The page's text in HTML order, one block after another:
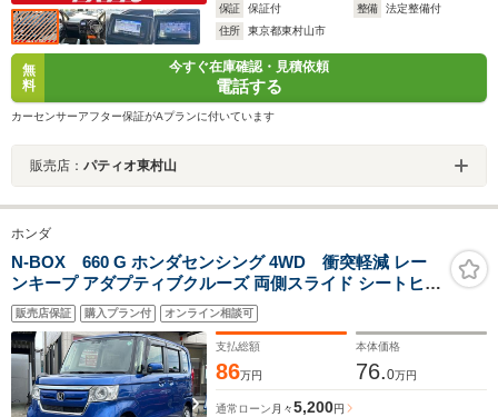
保証
保証付 整備
法定整備付
住所
東京都東村山市
無
料
今すぐ在庫確認・見積依頼
電話する
カーセンサーアフター保証がAプランに付いています
販売店： パティオ東村山
ホンダ
N-BOX 660 G ホンダセンシング 4WD 衝突軽減 レー
ンキープ アダプティブクルーズ 両側スライド シートヒー
ター ナビ Bカメラ Bluetoothオーディオ ETC Iストップ
LEDヘッドライト スマキー 禁煙車 横滑り防止 ABS オー
トライト 電格ミラー
販売店保証 購入プラン付 オンライン相談可
支払総額
86万円
本体価格
76.0万円
通常ローン 月々5,200円